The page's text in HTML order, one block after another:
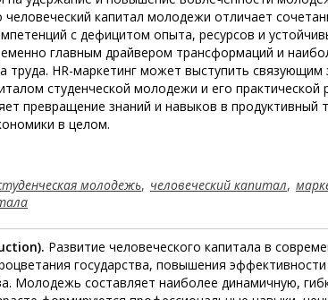
капитал молодежи отличает
с дефицитом опыта, ресурсов и
главным драйвером трансформаций и
труда. HR-маркетинг может выступить
студенческой молодежи и его практической
превращение знаний и навыков в продуктивный
в целом.
молодежь, человеческий капитал,
). Развитие человеческого капитала в
государства, повышения
Молодежь составляет наиболее динамичную,